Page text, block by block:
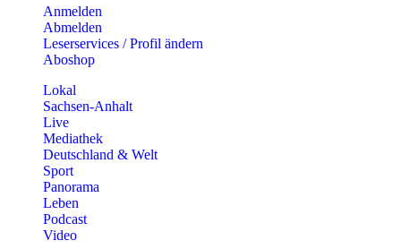
Anmelden
Abmelden
Leserservices / Profil ändern
Aboshop
Lokal
Sachsen-Anhalt
Live
Mediathek
Deutschland & Welt
Sport
Panorama
Leben
Podcast
Video